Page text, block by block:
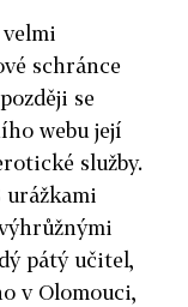
schránce
se
webu její
služby.
pátý učitel,
v Olomouci,